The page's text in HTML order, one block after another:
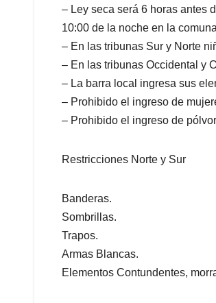
– Ley seca será 6 horas antes
10:00 de la noche en la
– En las tribunas Sur y Norte
– En las tribunas Occidental y
– La barra local ingresa sus
– Prohibido el ingreso de
– Prohibido el ingreso de
Restricciones Norte y Sur
Banderas.
Sombrillas.
Trapos.
Armas Blancas.
Elementos Contundentes,